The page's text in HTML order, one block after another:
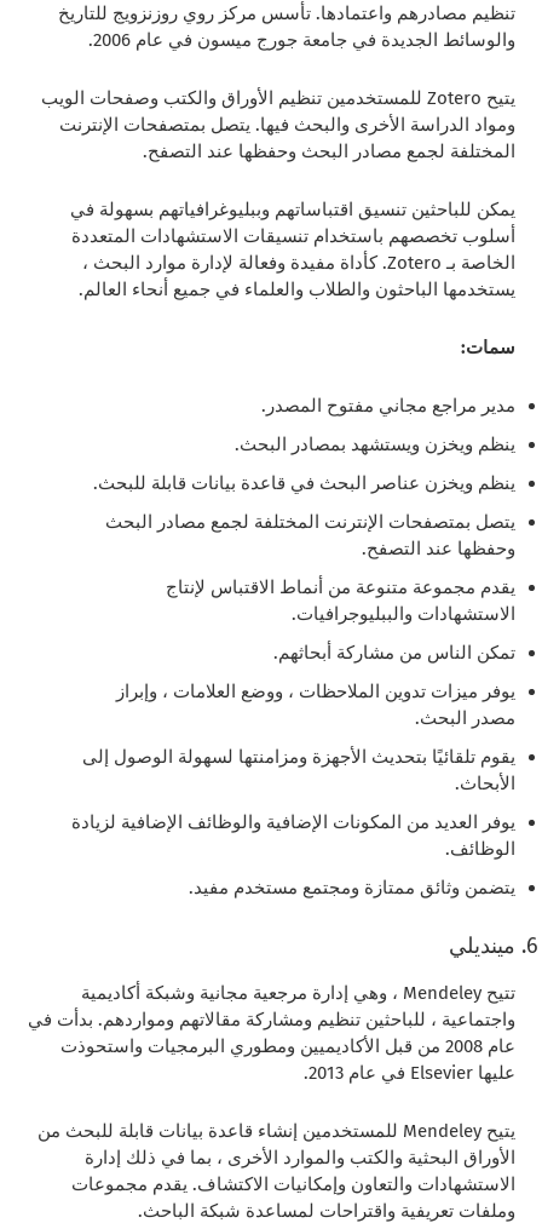
تنظيم مصادرهم واعتمادها. تأسس مركز روي روزنزويج للتاريخ
والوسائط الجديدة في جامعة جورج ميسون في عام 2006.
يتيح Zotero للمستخدمين تنظيم الأوراق والكتب وصفحات الويب
ومواد الدراسة الأخرى والبحث فيها. يتصل بمتصفحات الإنترنت
المختلفة لجمع مصادر البحث وحفظها عند التصفح.
يمكن للباحثين تنسيق اقتباساتهم وببليوغرافياتهم بسهولة في
أسلوب تخصصهم باستخدام تنسيقات الاستشهادات المتعددة
الخاصة بـ Zotero. كأداة مفيدة وفعالة لإدارة موارد البحث ،
يستخدمها الباحثون والطلاب والعلماء في جميع أنحاء العالم.
سمات:
مدير مراجع مجاني مفتوح المصدر.
ينظم ويخزن ويستشهد بمصادر البحث.
ينظم ويخزن عناصر البحث في قاعدة بيانات قابلة للبحث.
يتصل بمتصفحات الإنترنت المختلفة لجمع مصادر البحث
وحفظها عند التصفح.
يقدم مجموعة متنوعة من أنماط الاقتباس لإنتاج
الاستشهادات والببليوجرافيات.
تمكن الناس من مشاركة أبحاثهم.
يوفر ميزات تدوين الملاحظات ، ووضع العلامات ، وإبراز
مصدر البحث.
يقوم تلقائيًا بتحديث الأجهزة ومزامنتها لسهولة الوصول إلى
الأبحاث.
يوفر العديد من المكونات الإضافية والوظائف الإضافية لزيادة
الوظائف.
يتضمن وثائق ممتازة ومجتمع مستخدم مفيد.
مينديلي
تتيح Mendeley ، وهي إدارة مرجعية مجانية وشبكة أكاديمية
واجتماعية ، للباحثين تنظيم ومشاركة مقالاتهم ومواردهم. بدأت في
عام 2008 من قبل الأكاديميين ومطوري البرمجيات واستحوذت
عليها Elsevier في عام 2013.
يتيح Mendeley للمستخدمين إنشاء قاعدة بيانات قابلة للبحث من
الأوراق البحثية والكتب والموارد الأخرى ، بما في ذلك إدارة
الاستشهادات والتعاون وإمكانيات الاكتشاف. يقدم مجموعات
وملفات تعريفية واقتراحات لمساعدة شبكة الباحث.